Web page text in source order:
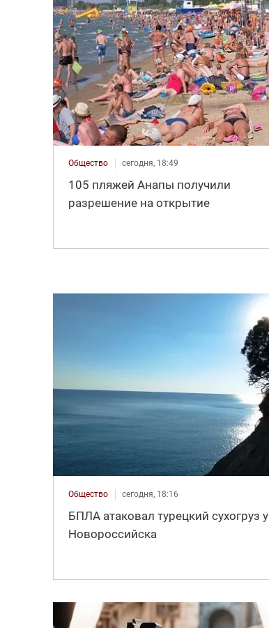
Общество сегодня, 18:49
105 пляжей Анапы получили
разрешение на открытие
Общество сегодня, 18:16
БПЛА атаковал турецкий сухогруз у
Новороссийска